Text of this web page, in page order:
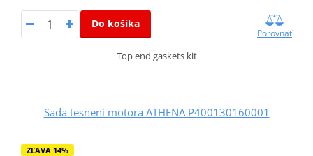
Do košíka
Porovnať
Top end gaskets kit
Sada tesnení motora ATHENA P400130160001
ZĽAVA 14%